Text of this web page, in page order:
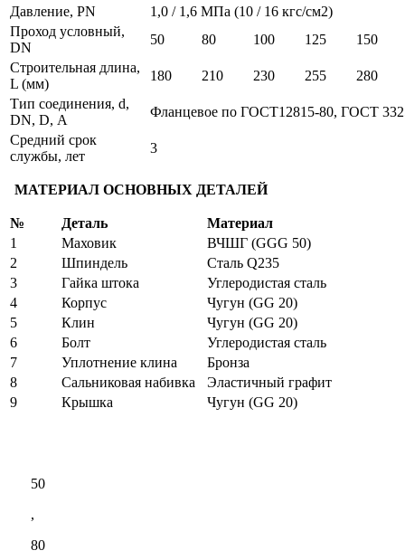
Давление, PN
1,0 / 1,6 МПа (10 / 16 кгс/см2)
Проход условный,
DN
50 80 100 125
150
Строительная длина,
L (мм)
180 210 230 255
280
Тип соединения, d,
DN, D, А
Фланцевое по ГОСТ12815-80, ГОСТ
Средний срок
службы, лет
3
МАТЕРИАЛ ОСНОВНЫХ ДЕТАЛЕЙ
№ Деталь
Материал
1
Маховик
ВЧШГ (GGG 50)
2
Шпиндель
Сталь Q235
3
Гайка штока
Углеродистая сталь
4
Корпус
Чугун (GG 20)
5
Клин
Чугун (GG 20)
6
Болт
Углеродистая сталь
7
Уплотнение клина
Бронза
8
Сальниковая набивка
Эластичный графит
9
Крышка Чугун (GG 20)
50
,
80